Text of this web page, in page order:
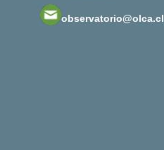
observatorio@olca.cl